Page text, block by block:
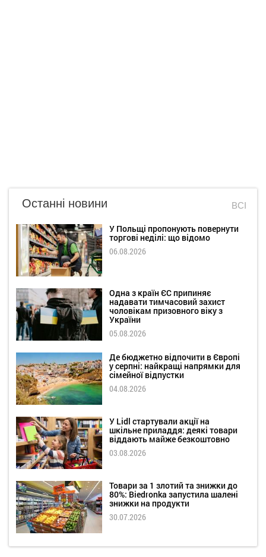
Останні новини ВСІ
У Польщі пропонують повернути
торгові неділі: що відомо
06.08.2026
Одна з країн ЄС припиняє
надавати тимчасовий захист
чоловікам призовного віку з
України
05.08.2026
Де бюджетно відпочити в Європі
у серпні: найкращі напрямки для
сімейної відпустки
04.08.2026
У Lidl стартували акції на
шкільне приладдя: деякі товари
віддають майже безкоштовно
03.08.2026
Товари за 1 злотий та знижки до
80%: Biedronka запустила шалені
знижки на продукти
30.07.2026